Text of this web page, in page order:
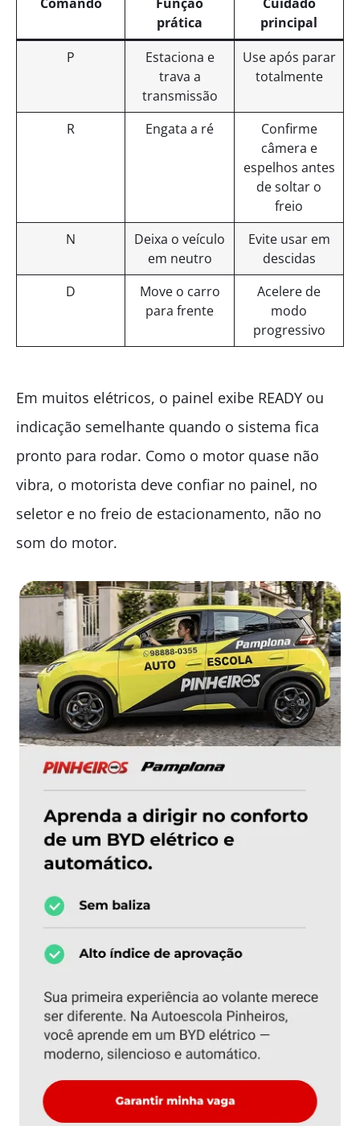
prática
principal
P
Estaciona e
trava a
transmissão
Use após parar
totalmente
R Engata a ré
Confirme
câmera e
espelhos antes
de soltar o
freio
N
Deixa o veículo
em neutro
Evite usar em
descidas
D
Move o carro
para frente
Acelere de
modo
progressivo
Em muitos elétricos, o painel exibe READY ou
indicação semelhante quando o sistema fica
pronto para rodar. Como o motor quase não
vibra, o motorista deve confiar no painel, no
seletor e no freio de estacionamento, não no
som do motor.